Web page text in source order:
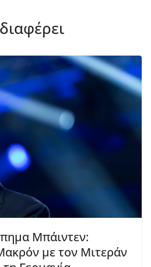
Μπάιντεν:
με τον Μιτεράν